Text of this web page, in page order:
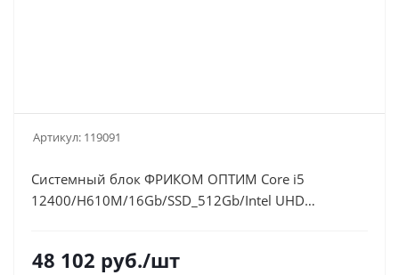
Артикул: 119091
Системный блок ФРИКОМ ОПТИМ Core i5
12400/H610M/16Gb/SSD_512Gb/Intel UHD
48 102 руб./шт